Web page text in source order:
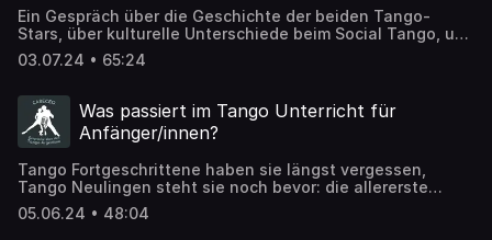
Ein Gespräch über die Geschichte der beiden Tango-
Stars, über kulturelle Unterschiede beim Social Tango, und
wie eine intensive Tango-Beziehung gelingen kann.
03.07.24 • 65:24
Was passiert im Tango Unterricht für
Anfänger/innen?
Tango Fortgeschrittene haben sie längst vergessen,
Tango Neulingen steht sie noch bevor: die allererste
Unterrichtsstunde. Was passiert da und wie gehen
Lehrpersonen beim Tango Unterricht vor?
05.06.24 • 48:04